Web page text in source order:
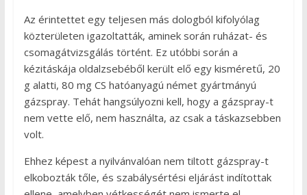
Az érintettet egy teljesen más dologból kifolyólag
közterületen igazoltatták, aminek során ruházat- és
csomagátvizsgálás történt. Ez utóbbi során a
kézitáskája oldalzsebéből került elő egy kisméretű, 20
g alatti, 80 mg CS hatóanyagú német gyártmányú
gázspray. Tehát hangsúlyozni kell, hogy a gázspray-t
nem vette elő, nem használta, az csak a táskazsebben
volt.
Ehhez képest a nyilvánvalóan nem tiltott gázspray-t
elkobozták tőle, és szabálysértési eljárást indítottak